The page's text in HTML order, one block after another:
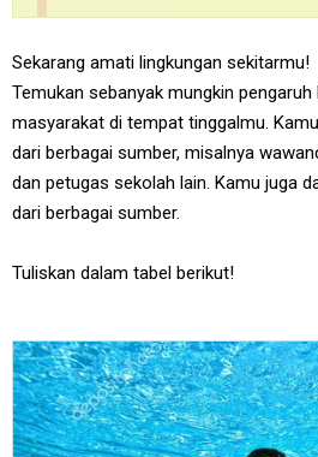
Sekarang amati lingkungan sekitarmu!
Temukan sebanyak mungkin
masyarakat di tempat tinggalmu.
dari berbagai sumber, misalnya
dan petugas sekolah lain. Kamu juga
dari berbagai sumber.
Tuliskan dalam tabel berikut!